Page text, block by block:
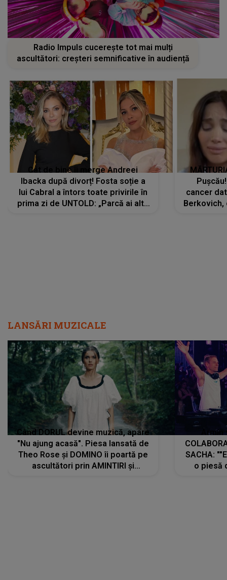
Radio Impuls cucerește tot mai mulți
ascultători: creșteri semnificative în audiență
Cât de bine îi merge Andreei
Ibacka după divorț! Fosta soție a
lui Cabral a întors toate privirile în
prima zi de UNTOLD: „Parcă ai altă
cancer
LANSĂRI MUZICALE
Când DORUL devine muzică, apare
"Nu ajung acasă". Piesa lansată de
Theo Rose și DOMINO îi poartă pe
ascultători prin AMINTIRI și
SACHA:
o piesă